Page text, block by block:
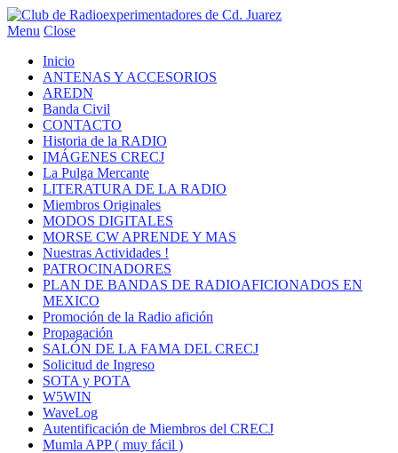
Menu Close
Inicio
ANTENAS Y ACCESORIOS
AREDN
Banda Civil
CONTACTO
Historia de la RADIO
IMÁGENES CRECJ
La Pulga Mercante
LITERATURA DE LA RADIO
Miembros Originales
MODOS DIGITALES
MORSE CW APRENDE Y MAS
Nuestras Actividades !
PATROCINADORES
PLAN DE BANDAS DE RADIOAFICIONADOS EN
MEXICO
Promoción de la Radio afición
Propagación
SALÓN DE LA FAMA DEL CRECJ
Solicitud de Ingreso
SOTA y POTA
W5WIN
WaveLog
Autentificación de Miembros del CRECJ
Mumla APP ( muy fácil )